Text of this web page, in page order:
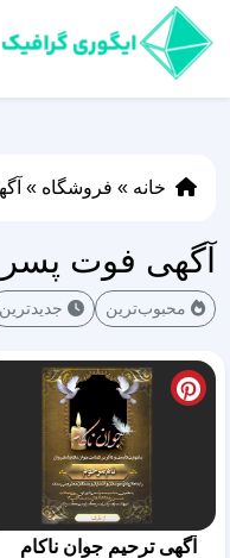
خانه » فروشگاه »
آگهی فوت پسر
محبوب‌ترین جدیدترین
آگهی ترحیم جوان ناکام